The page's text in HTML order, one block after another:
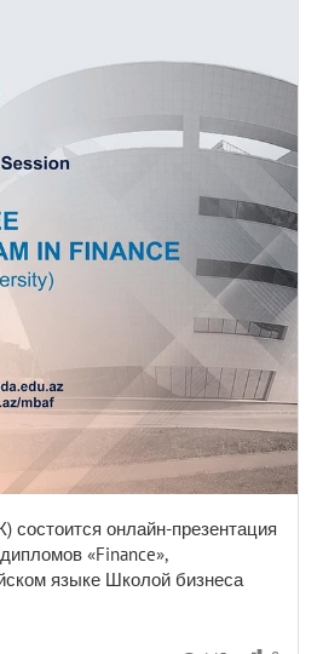
состоится онлайн-презентация
«Finance»,
языке Школой бизнеса